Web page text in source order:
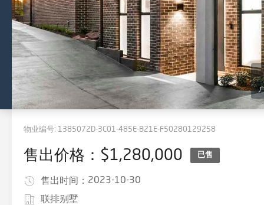
物业编号: 1385072D-3C01-485E-B21E-F50280129258
售出价格：$1,280,000 已售
售出时间： 2023-10-30
联排别墅